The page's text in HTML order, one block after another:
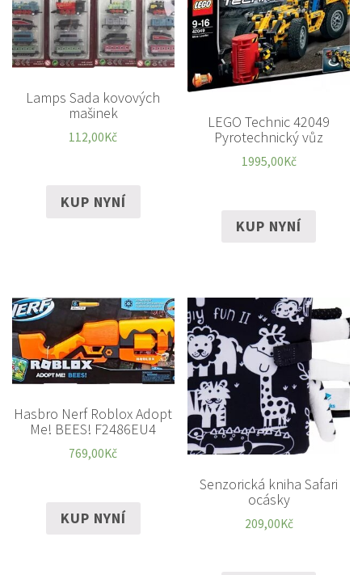
Lamps Sada kovových
mašinek
112,00Kč
KUP NYNÍ
LEGO Technic 42049
Pyrotechnický vůz
1995,00Kč
KUP NYNÍ
Hasbro Nerf Roblox Adopt
Me! BEES! F2486EU4
769,00Kč
KUP NYNÍ
Senzorická kniha Safari
ocásky
209,00Kč